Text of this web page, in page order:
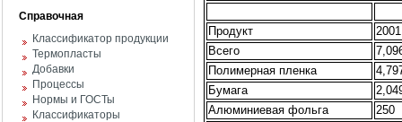
Справочная
Классификатор продукции
Термопласты
Добавки
Процессы
Нормы и ГОСТы
Классификаторы
Продукт
2001
Всего
Полимерная пленка
Бумага
Алюминиевая фольга
250